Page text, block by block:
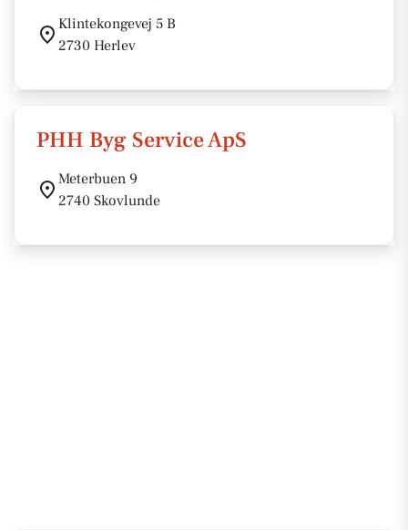
Klintekongevej 5 B
2730 Herlev
PHH Byg Service ApS
Meterbuen 9
2740 Skovlunde